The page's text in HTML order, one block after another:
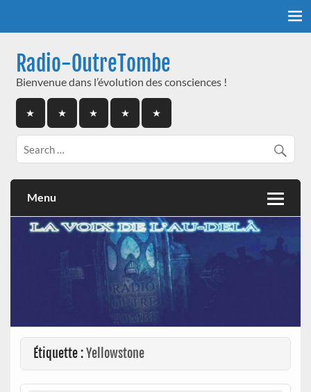
Radio-OutreTombe
Bienvenue dans l’évolution des consciences !
Menu
Étiquette :Yellowstone